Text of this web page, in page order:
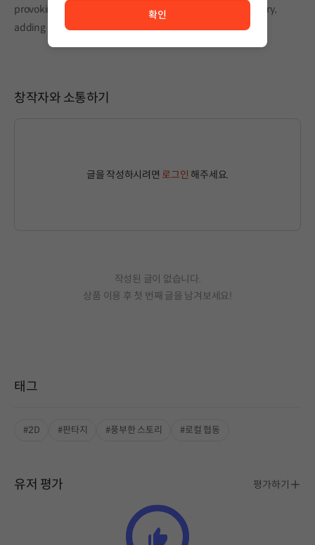
provoking puzzles to unravel every part of the family's story,
adding depth to the narrative.
창작자와 소통하기
글을 작성하시려면 로그인 해주세요.
작성된 글이 없습니다.
상품 이용 후 첫 번째 글을 남겨보세요!
태그
#2D #판타지 #풍부한 스토리 #로컬 협동
유저 평가 평가하기
확인